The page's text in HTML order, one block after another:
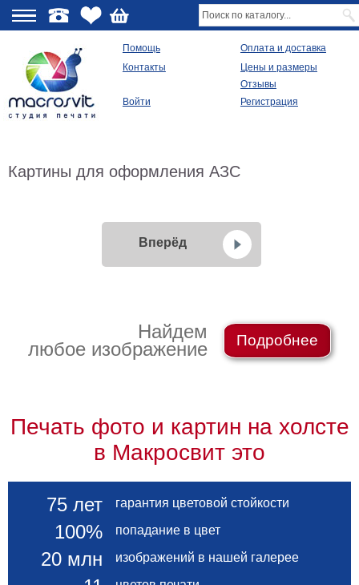
Помощь
Оплата и доставка
Контакты
Цены и размеры
Отзывы
Войти
Регистрация
качестве
Виды
картины
Рамы
Ваше
Модульные
Абстракции
Картины для оформления АЗС
Вперёд
Найдем
любое изображение
Подробнее
Печать фото и картин на холсте
в Макросвит это
75 лет гарантия цветовой стойкости
100% попадание в цвет
20 млн изображений в нашей галерее